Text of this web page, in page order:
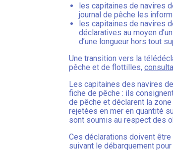
les capitaines de navires
journal de pêche les
les capitaines de navires
déclaratives au moyen
d’une longueur hors tout
Une transition vers la
pêche et de flottilles,
Les capitaines des navires
fiche de pêche : ils
de pêche et déclarent la
rejetées en mer en quantité
sont soumis au respect des
Ces déclarations doivent
suivant le débarquement